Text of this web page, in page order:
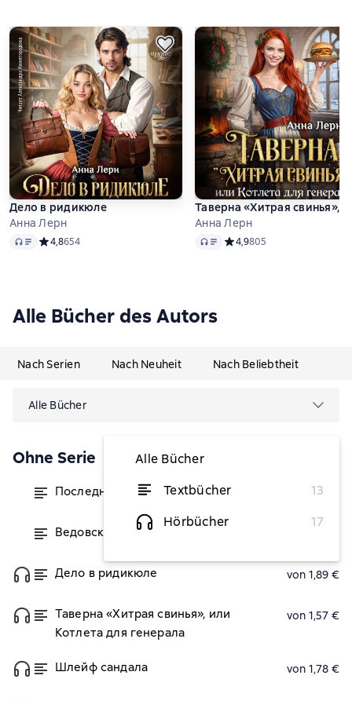
Дело в ридикюле
Анна Лерн
Audio Средний рейтинг 4,8 на основе 654 оценок
4,8654
Таверна «Хитрая свинья»,
Анна Лерн
Audio Средний рейтинг 4,9 на
4,9805
Alle Bücher des Autors
Nach Serien Nach Neuheit Nach Beliebtheit
Alle Bücher
Alle Bücher
Textbücher
13
Hörbücher
17
Ohne Serie
Последняя жена von 1,89 €
Ведовская. Говорящая с тенями
Дело в ридикюле von 1,89 €
Таверна «Хитрая свинья», или
Котлета для генерала
von 1,57 €
Шлейф сандала von 1,78 €